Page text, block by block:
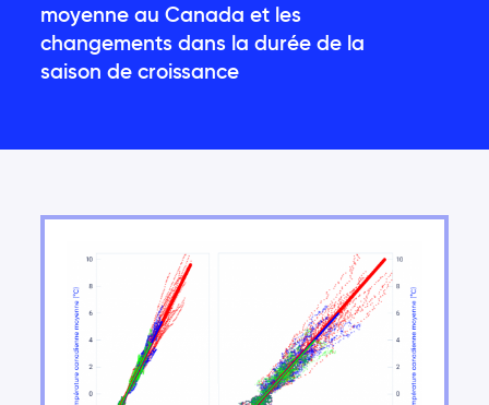
moyenne au Canada et les
changements dans la durée de la
saison de croissance
et de neige
Changements dans les extrêmes climatiques
Évolution de la neige et de la glace
Évolution de la disponibilité de l’eau douce
Changements touchant les océans
Variations du niveau de la mer